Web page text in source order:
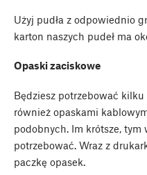
Użyj pudła z odpowiednio
karton naszych pudeł ma
Opaski zaciskowe
Będziesz potrzebować
również opaskami
podobnych. Im krótsze,
potrzebować. Wraz z
paczkę opasek.